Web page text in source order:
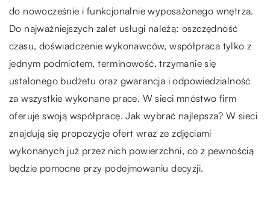
do nowocześnie i funkcjonalnie wyposażonego wnętrza.
Do najważniejszych zalet usługi należą: oszczędność
czasu, doświadczenie wykonawców, współpraca tylko z
jednym podmiotem, terminowość, trzymanie się
ustalonego budżetu oraz gwarancja i odpowiedzialność
za wszystkie wykonane prace. W sieci mnóstwo firm
oferuje swoją współpracę. Jak wybrać najlepsza? W sieci
znajdują się propozycje ofert wraz ze zdjęciami
wykonanych już przez nich powierzchni, co z pewnością
będzie pomocne przy podejmowaniu decyzji.